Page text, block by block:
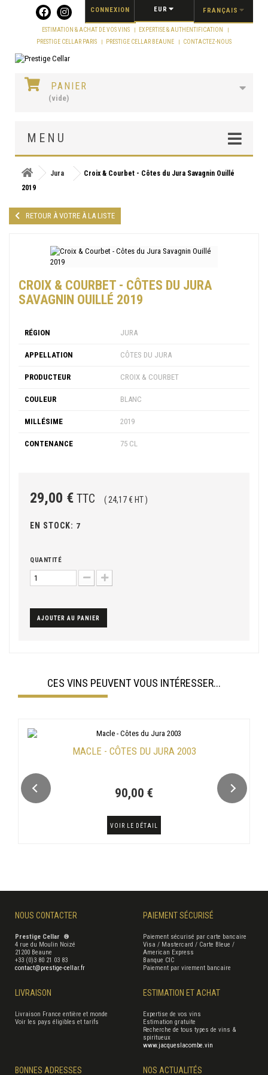
FRANÇAIS
EUR
CONNEXION
ESTIMATION & ACHAT DE VOS VINS
EXPERTISE & AUTHENTIFICATION
PRESTIGE CELLAR PARIS
PRESTIGE CELLAR BEAUNE CONTACTEZ-NOUS
PANIER
(vide)
MENU
Jura
Croix & Courbet - Côtes du Jura Savagnin Ouillé
2019
RETOUR À VOTRE À LA LISTE
CROIX & COURBET - CÔTES DU JURA
SAVAGNIN OUILLÉ 2019
RÉGION JURA
APPELLATION CÔTES DU JURA
PRODUCTEUR CROIX & COURBET
COULEUR BLANC
MILLÉSIME 2019
CONTENANCE 75 CL
29,00 € TTC ( 24,17 € HT )
EN STOCK: 7
QUANTITÉ
AJOUTER AU PANIER
CES VINS PEUVENT VOUS INTÉRESSER...
MACLE - CÔTES DU JURA 2003
90,00 €
VOIR LE DÉTAIL
NOUS CONTACTER
Prestige Cellar ®
4 rue du Moulin Noizé
21200 Beaune
+33 (0)3 80 21 03 83
contact@prestige-cellar.fr
PAIEMENT SÉCURISÉ
Paiement sécurisé par carte bancaire
Visa / Mastercard / Carte Bleue /
American Express
Banque CIC
Paiement par virement bancaire
LIVRAISON
Livraison France entière et monde
Voir les pays éligibles et tarifs
BONNES ADRESSES
ESTIMATION ET ACHAT
Expertise de vos vins
Estimation gratuite
Recherche de tous types de vins &
spiritueux
www.jacqueslacombe.vin
NOS ACTUALITÉS
Panneau de gestion des cookies